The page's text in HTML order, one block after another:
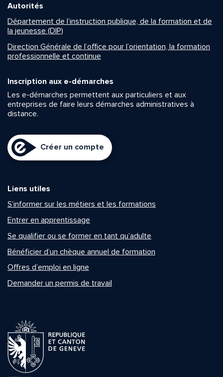
Autorités
Département de l’instruction publique, de la formation et de
la jeunesse (DIP)
Direction Générale de l’office pour l’orientation, la formation
professionnelle et continue
Inscription aux e-démarches
Les e-démarches permettent aux particuliers et aux
entreprises de faire leurs démarches administratives à
distance.
Créer un compte
Liens utiles
S’informer sur les métiers et les formations
Entrer en apprentissage
Se qualifier ou se former en tant qu’adulte
Bénéficier d’un chèque annuel de formation
Offres d’emploi en ligne
Demander un permis de travail